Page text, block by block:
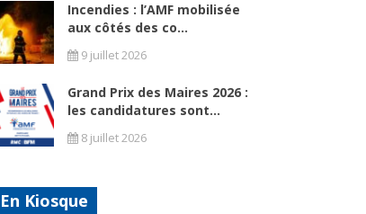
Incendies : l’AMF mobilisée
aux côtés des co...
9 juillet 2026
Grand Prix des Maires 2026 :
les candidatures sont...
8 juillet 2026
En Kiosque